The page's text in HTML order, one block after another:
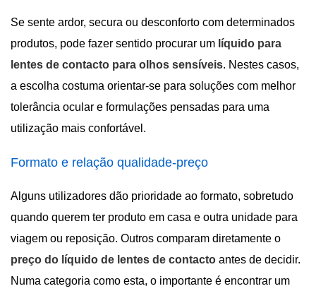
Se sente ardor, secura ou desconforto com determinados
produtos, pode fazer sentido procurar um líquido para
lentes de contacto para olhos sensíveis. Nestes casos,
a escolha costuma orientar-se para soluções com melhor
tolerância ocular e formulações pensadas para uma
utilização mais confortável.
Formato e relação qualidade-preço
Alguns utilizadores dão prioridade ao formato, sobretudo
quando querem ter produto em casa e outra unidade para
viagem ou reposição. Outros comparam diretamente o
preço do líquido de lentes de contacto antes de decidir.
Numa categoria como esta, o importante é encontrar um